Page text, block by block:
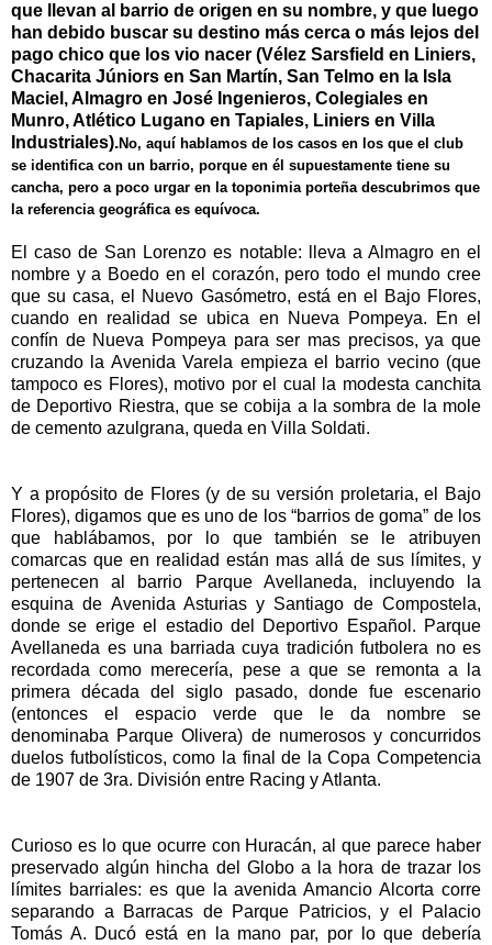
que llevan al barrio de origen en su nombre, y que luego
han debido buscar su destino más cerca o más lejos del
pago chico que los vio nacer (Vélez Sarsfield en Liniers,
Chacarita Júniors en San Martín, San Telmo en la Isla
Maciel, Almagro en José Ingenieros, Colegiales en
Munro, Atlético Lugano en Tapiales, Liniers en Villa
Industriales).No, aquí hablamos de los casos en los que el club
se identifica con un barrio, porque en él supuestamente tiene su
cancha, pero a poco urgar en la toponimia porteña descubrimos que
la referencia geográfica es equívoca.
El caso de San Lorenzo es notable: lleva a Almagro en el
nombre y a Boedo en el corazón, pero todo el mundo cree
que su casa, el Nuevo Gasómetro, está en el Bajo Flores,
cuando en realidad se ubica en Nueva Pompeya. En el
confín de Nueva Pompeya para ser mas precisos, ya que
cruzando la Avenida Varela empieza el barrio vecino (que
tampoco es Flores), motivo por el cual la modesta canchita
de Deportivo Riestra, que se cobija a la sombra de la mole
de cemento azulgrana, queda en Villa Soldati.
Y a propósito de Flores (y de su versión proletaria, el Bajo
Flores), digamos que es uno de los “barrios de goma” de los
que hablábamos, por lo que también se le atribuyen
comarcas que en realidad están mas allá de sus límites, y
pertenecen al barrio Parque Avellaneda, incluyendo la
esquina de Avenida Asturias y Santiago de Compostela,
donde se erige el estadio del Deportivo Español. Parque
Avellaneda es una barriada cuya tradición futbolera no es
recordada como merecería, pese a que se remonta a la
primera década del siglo pasado, donde fue escenario
(entonces el espacio verde que le da nombre se
denominaba Parque Olivera) de numerosos y concurridos
duelos futbolísticos, como la final de la Copa Competencia
de 1907 de 3ra. División entre Racing y Atlanta.
Curioso es lo que ocurre con Huracán, al que parece haber
preservado algún hincha del Globo a la hora de trazar los
límites barriales: es que la avenida Amancio Alcorta corre
separando a Barracas de Parque Patricios, y el Palacio
Tomás A. Ducó está en la mano par, por lo que debería